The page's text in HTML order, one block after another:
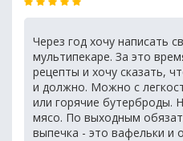
Через год хочу написать
мультипекаре. За это
рецепты и хочу сказать,
и должно. Можно с
или горячие бутерброды.
мясо. По выходным
выпечка - это вафельки и